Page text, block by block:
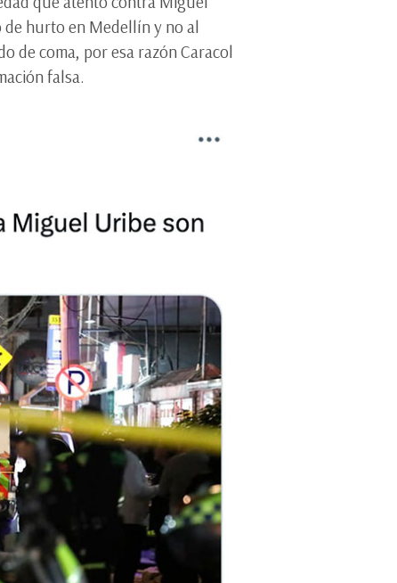
de hurto en Medellín y no al
de coma, por esa razón Caracol
falsa.